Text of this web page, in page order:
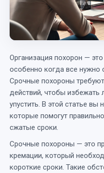
Организация похорон —
особенно когда все нужно
Срочные похороны
действий, чтобы избежать
упустить. В этой статье вы
которые помогут
сжатые сроки.
Срочные похороны — это
кремации, который
короткие сроки. Такие